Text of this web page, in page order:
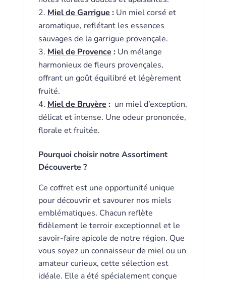
Miel de Garrigue : Un miel corsé et
aromatique, reflétant les essences
sauvages de la garrigue provençale.
Miel de Provence : Un mélange
harmonieux de fleurs provençales,
offrant un goût équilibré et légèrement
fruité.
Miel de Bruyère : un miel d’exception,
délicat et intense. Une odeur prononcée,
florale et fruitée.
Pourquoi choisir notre Assortiment
Découverte ?
Ce coffret est une opportunité unique
pour découvrir et savourer nos miels
emblématiques. Chacun reflète
fidèlement le terroir exceptionnel et le
savoir-faire apicole de notre région. Que
vous soyez un connaisseur de miel ou un
amateur curieux, cette sélection est
idéale. Elle a été spécialement conçue